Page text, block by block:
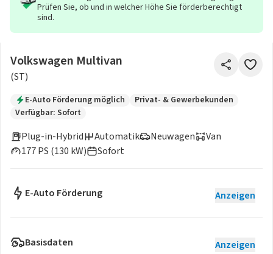
Prüfen Sie, ob und in welcher Höhe Sie förderberechtigt
sind.
Volkswagen Multivan
(ST)
E-Auto Förderung möglich
Privat- & Gewerbekunden
Verfügbar: Sofort
Plug-in-Hybrid
Neuwagen
177 PS (130 kW)
Automatik
Van
Sofort
E-Auto Förderung Anzeigen
Basisdaten Anzeigen